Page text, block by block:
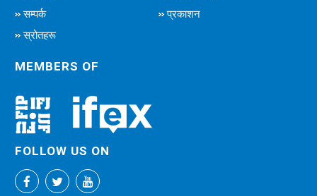
सम्पर्क
प्रकाशन
स्रोतहरू
MEMBERS OF
FOLLOW US ON